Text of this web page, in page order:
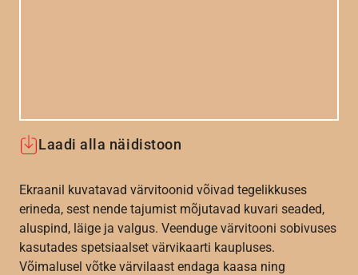
Laadi alla näidistoon
Ekraanil kuvatavad värvitoonid võivad tegelikkuses
erineda, sest nende tajumist mõjutavad kuvari seaded,
aluspind, läige ja valgus. Veenduge värvitooni sobivuses
kasutades spetsiaalset värvikaarti kaupluses.
Võimalusel võtke värvilaast endaga kaasa ning